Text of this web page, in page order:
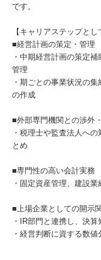
です。
【キャリアステップとし
■経営計画の策定・管理
・中期経営計画の策定
管理
・期ごとの事業状況の
の作成
■外部専門機関との渉外
・税理士や監査法人へ
とめ
■専門性の高い会計実務
・固定資産管理、建設
■上場企業としての開示
・IR部門と連携し、決
・経営判断に資する数